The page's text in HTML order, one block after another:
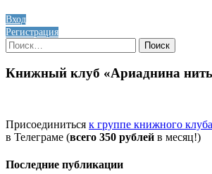
Вход
Регистрация
Найти:
Книжный клуб «Ариаднина
Присоединиться к группе книжного
в Телеграме (всего 350 рублей в месяц!)
Последние публикации